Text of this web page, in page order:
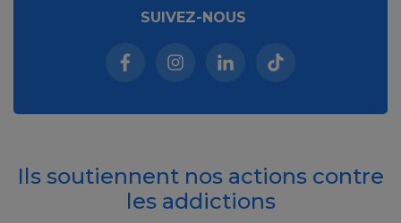
SUIVEZ-NOUS
Facebook (nouvelle fenêtre)
Instagram (nouvelle fenêtre)
Linkedin (nouvelle
Tiktok (nouvelle
Ils soutiennent nos actions contre
les addictions